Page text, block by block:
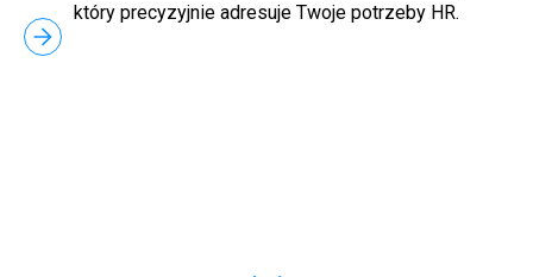
który precyzyjnie adresuje Twoje potrzeby HR.